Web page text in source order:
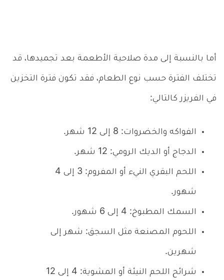
أما بالنسبة إلى مدة صلاحية الأطعمة بعد تجميدها، قد
تختلف الفترة حسب نوع الطعام، فقد تكون فترة التخزين
في الفريزر كالتالي:
الفواكه والخضروات: 8 إلى 12 شهر.
الدجاج أو الديك الرومي: 12 شهر.
اللحم البقري النيء أو المفروم: 3 إلى 4
شهور.
السمك المطبوخ: 4 إلى 6 شهور.
اللحوم المصنعة مثل السجق: شهر إلى
شهرين.
شرائح اللحم النيئة أو المشوية: 4 إلى 12